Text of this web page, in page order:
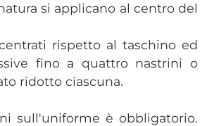
si applicano al centro del
rispetto al taschino ed
fino a quattro nastrini o
ridotto ciascuna.
sull'uniforme è obbligatorio.